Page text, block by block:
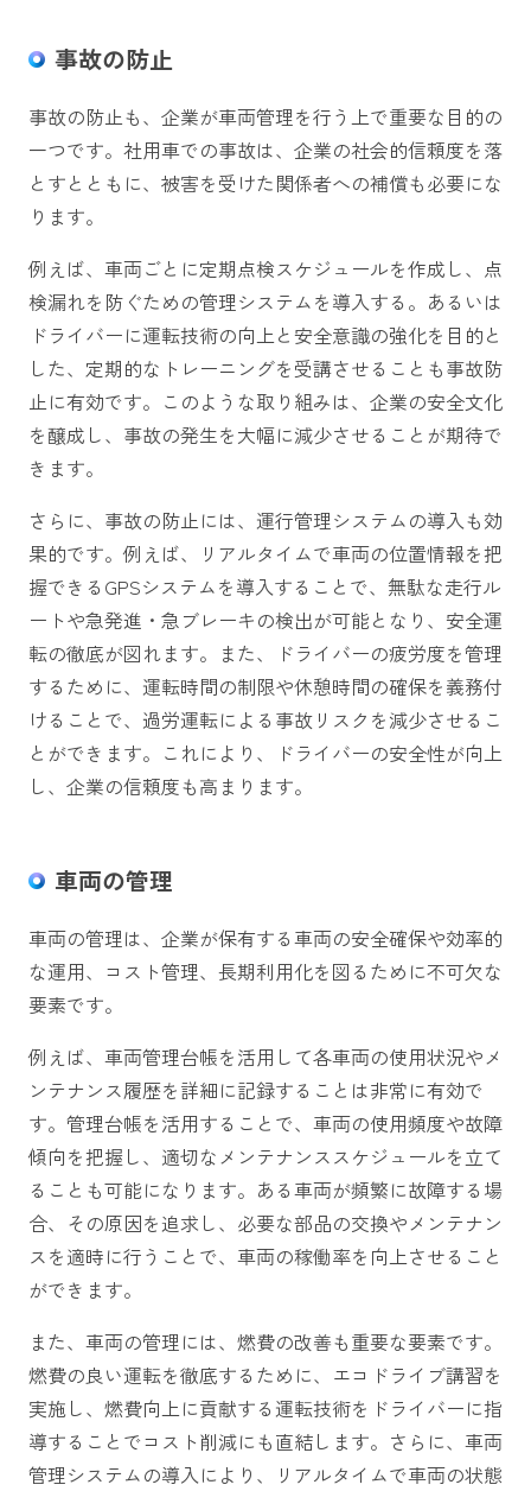
事故の防止
事故の防止も、企業が車両管理を行う上で重要な目的の
一つです。社用車での事故は、企業の社会的信頼度を落
とすとともに、被害を受けた関係者への補償も必要にな
ります。
例えば、車両ごとに定期点検スケジュールを作成し、点
検漏れを防ぐための管理システムを導入する。あるいは
ドライバーに運転技術の向上と安全意識の強化を目的と
した、定期的なトレーニングを受講させることも事故防
止に有効です。このような取り組みは、企業の安全文化
を醸成し、事故の発生を大幅に減少させることが期待で
きます。
さらに、事故の防止には、運行管理システムの導入も効
果的です。例えば、リアルタイムで車両の位置情報を把
握できるGPSシステムを導入することで、無駄な走行ル
ートや急発進・急ブレーキの検出が可能となり、安全運
転の徹底が図れます。また、ドライバーの疲労度を管理
するために、運転時間の制限や休憩時間の確保を義務付
けることで、過労運転による事故リスクを減少させるこ
とができます。これにより、ドライバーの安全性が向上
し、企業の信頼度も高まります。
車両の管理
車両の管理は、企業が保有する車両の安全確保や効率的
な運用、コスト管理、長期利用化を図るために不可欠な
要素です。
例えば、車両管理台帳を活用して各車両の使用状況やメ
ンテナンス履歴を詳細に記録することは非常に有効で
す。管理台帳を活用することで、車両の使用頻度や故障
傾向を把握し、適切なメンテナンススケジュールを立て
ることも可能になります。ある車両が頻繁に故障する場
合、その原因を追求し、必要な部品の交換やメンテナン
スを適時に行うことで、車両の稼働率を向上させること
ができます。
また、車両の管理には、燃費の改善も重要な要素です。
燃費の良い運転を徹底するために、エコドライブ講習を
実施し、燃費向上に貢献する運転技術をドライバーに指
導することでコスト削減にも直結します。さらに、車両
管理システムの導入により、リアルタイムで車両の状態